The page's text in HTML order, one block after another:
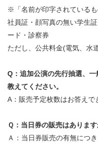
※「名前が印字されているも
社員証・顔写真の無い学生
ード・診察券
ただし、公共料金(電気、水
Q：追加公演の先行抽選、
教えてください。
A：販売予定枚数はお答えで
Ｑ：当日券の販売はありま
Ａ：当日券販売の有無につ